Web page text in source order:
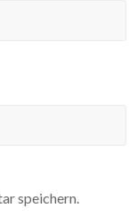
speichern.